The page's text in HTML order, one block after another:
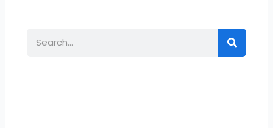
Search